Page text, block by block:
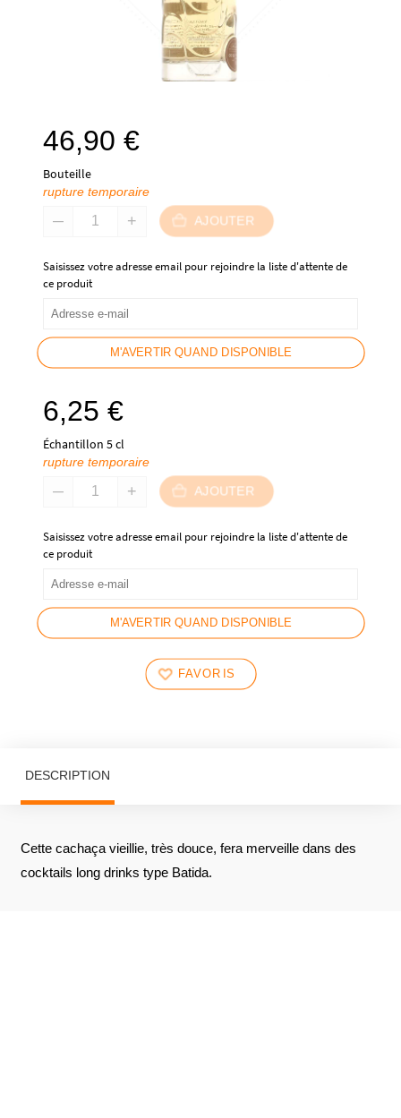
46,90 €
Bouteille
rupture temporaire
AJOUTER
Saisissez votre adresse email pour rejoindre la liste d'attente de
ce produit
M'AVERTIR QUAND DISPONIBLE
6,25 €
Échantillon 5 cl
rupture temporaire
AJOUTER
Saisissez votre adresse email pour rejoindre la liste d'attente de
ce produit
M'AVERTIR QUAND DISPONIBLE
FAVORIS
DESCRIPTION
Cette cachaça vieillie, très douce, fera merveille dans des
cocktails long drinks type Batida.